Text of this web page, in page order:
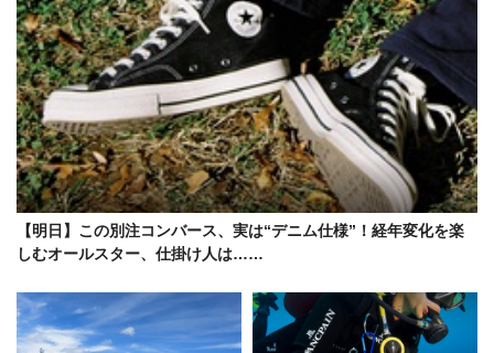
【明日】この別注コンバース、実は“デニム仕様”！経年変化を楽
しむオールスター、仕掛け人は……